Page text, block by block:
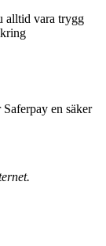
alltid vara trygg
en säker